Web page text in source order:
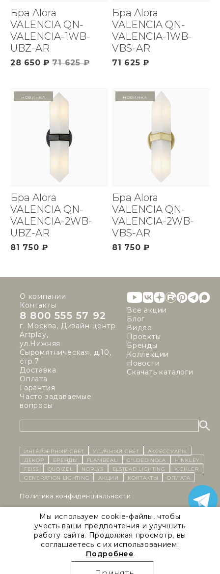
Бра Alora
VALENCIA QN-
VALENCIA-1WB-
UBZ-AR
28 650 ₽71 625 ₽
Бра Alora
VALENCIA QN-
VALENCIA-1WB-
VBS-AR
71 625 ₽
Новинка
Бра Alora
VALENCIA QN-
VALENCIA-2WB-
UBZ-AR
81 750 ₽
Новинка
Бра Alora
VALENCIA QN-
VALENCIA-2WB-
VBS-AR
81 750 ₽
О компании
Контакты
8 800 555 57 92
г. Москва, Дизайн-центр
Artplay,
ул.Нижняя
Сыромятническая, д.10,
стр.7
Доставка
Оплата
Гарантия
Часто задаваемые
вопросы
Все акции
Блог
Видео
Проекты
Бренды
Коллекции
Новости
Скачать каталоги
ИНТЕРЬЕРНЫЙ СВЕТ уличный СВЕТ
Аксессуары
декор
бренды Flambeau Gilded Nola
Hinkley
Feiss
Quoizel Norlys Elstead Lighting
Kichler
Generation Lighting
Акции контакты Оплата
Политика конфиденциальности
Cоглашение на обработку персональных данных
Публичная оферта
Natural Concepts 2026 © Все права защищены
Мы используем cookie-файлы, чтобы
учесть ваши предпочтения и улучшить
работу сайта. Продолжая просмотр, вы
соглашаетесь с их использованием.
Подробнее